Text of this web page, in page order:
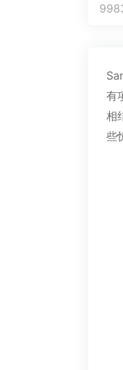
有
相
些